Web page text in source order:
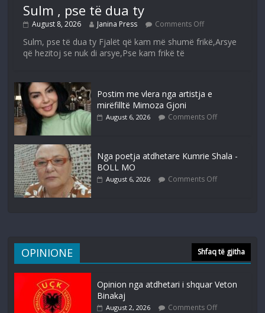
Sulm , pse të dua ty
August 8, 2026 Janina Press Comments Off
Sulm, pse të dua ty Fjalët që kam më shumë frikë,Arsye
që hezitoj se nuk di arsye,Pse kam frikë të
Postim me vlera nga artistja e
mirëfilltë Mimoza Gjoni
August 6, 2026 Comments Off
Nga poetja atdhetare Kumrie Shala -
BOLL MO
August 6, 2026 Comments Off
OPINIONE Shfaq të gjitha
Opinion nga atdhetari i shquar Veton
Binakaj
August 2, 2026 Comments Off